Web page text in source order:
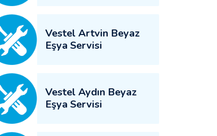
Vestel Artvin Beyaz
Eşya Servisi
Vestel Aydın Beyaz
Eşya Servisi